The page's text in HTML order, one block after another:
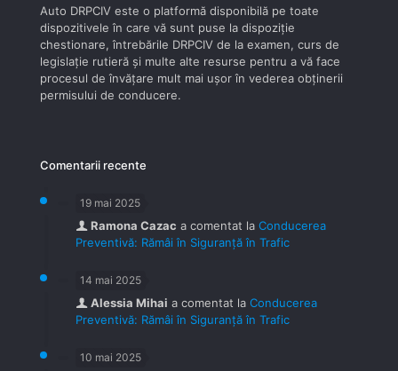
Auto DRPCIV este o platformă disponibilă pe toate
dispozitivele în care vă sunt puse la dispoziţie
chestionare, întrebările DRPCIV de la examen, curs de
legislaţie rutieră şi multe alte resurse pentru a vă face
procesul de învăţare mult mai uşor în vederea obţinerii
permisului de conducere.
Comentarii recente
19 mai 2025
Ramona Cazac a comentat la Conducerea
Preventivă: Rămâi în Siguranță în Trafic
14 mai 2025
Alessia Mihai a comentat la Conducerea
Preventivă: Rămâi în Siguranță în Trafic
10 mai 2025